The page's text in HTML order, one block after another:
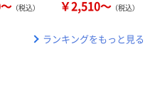
（税込） ￥2,510～ （税込）
ランキングをもっと見る